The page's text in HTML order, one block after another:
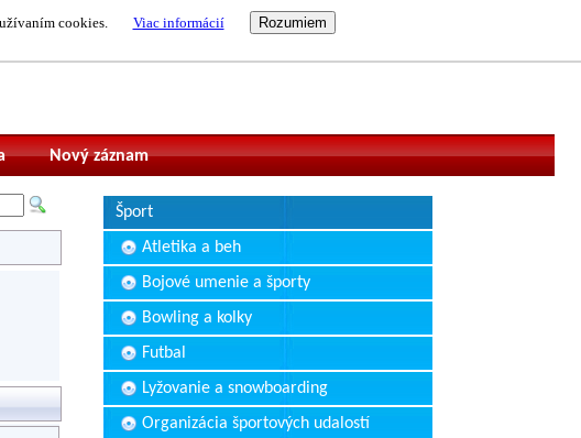
cookies. Viac informácií
Nový záznam
Šport
Atletika a beh
Bojové umenie a športy
Bowling a kolky
Futbal
Lyžovanie a snowboarding
Organizácia športových udalostí